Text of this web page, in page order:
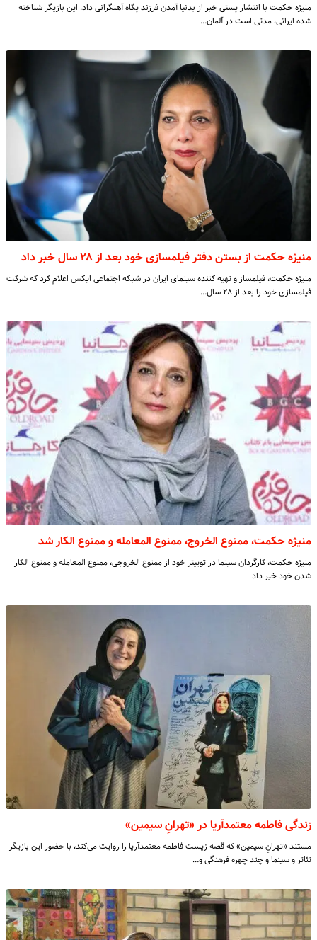
منیژه حکمت با انتشار پستی خبر از بدنیا آمدن فرزند پگاه آهنگرانی داد. این بازیگر شناخته
شده ایرانی، مدتی است در آلمان…
منیژه حکمت از بستن دفتر فیلمسازی خود بعد از ۲۸ سال خبر داد
منیژه حکمت، فیلمساز و تهیه کننده سینمای ایران در شبکه اجتماعی ایکس اعلام کرد که شرکت
فیلمسازی خود را بعد از ۲۸ سال…
منیژه حکمت، ممنوع الخروج، ممنوع المعامله و ممنوع الکار شد
منیژه حکمت، کارگردان سینما در توییتر خود از ممنوع الخروجی، ممنوع المعامله و ممنوع الکار
شدن خود خبر داد
زندگی فاطمه معتمدآریا در «تهرانِ سیمین»
مستند «تهرانِ سیمین» که قصه زیست فاطمه معتمدآریا را روایت می‌کند، با حضور این بازیگر
تئاتر و سینما و چند چهره فرهنگی و…